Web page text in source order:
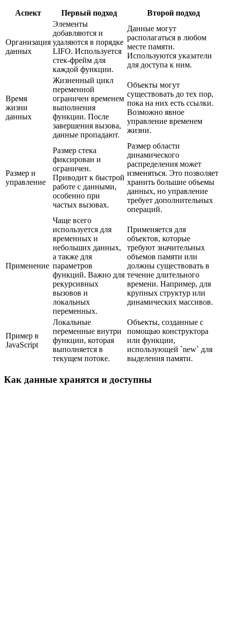
Аспект Первый подход Второй подход
Организация
данных
Элементы
добавляются и
удаляются в порядке
LIFO. Используется
стек-фрейм для
каждой функции.
Данные могут
располагаться в любом
месте памяти.
Используются указатели
для доступа к ним.
Время
жизни
данных
Жизненный цикл
переменной
ограничен временем
выполнения
функции. После
завершения вызова,
данные пропадают.
Объекты могут
существовать до тех пор,
пока на них есть ссылки.
Возможно явное
управление временем
жизни.
Размер и
управление
Размер стека
фиксирован и
ограничен.
Приводит к быстрой
работе с данными,
особенно при
частых вызовах.
Размер области
динамического
распределения может
изменяться. Это позволяет
хранить большие объемы
данных, но управление
требует дополнительных
операций.
Применение
Чаще всего
используется для
временных и
небольших данных,
а также для
параметров
функций. Важно для
рекурсивных
вызовов и
локальных
переменных.
Применяется для
объектов, которые
требуют значительных
объемов памяти или
должны существовать в
течение длительного
времени. Например, для
крупных структур или
динамических массивов.
Пример в
JavaScript
Локальные
переменные внутри
функции, которая
выполняется в
текущем потоке.
Объекты, созданные с
помощью конструктора
или функции,
использующей `new` для
выделения памяти.
Как данные хранятся и доступны